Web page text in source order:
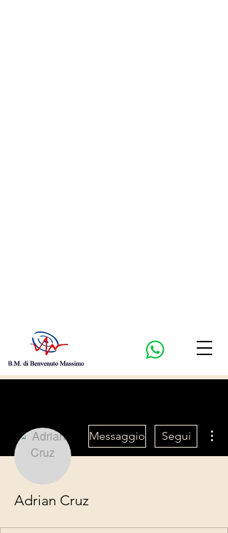
Messaggio Segui
Adrian Cruz